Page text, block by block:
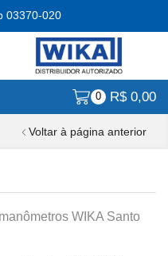
03370-020
0 R$0,00
Voltar à página anterior
WIKA Santo